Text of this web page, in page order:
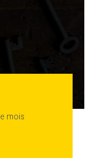
mois